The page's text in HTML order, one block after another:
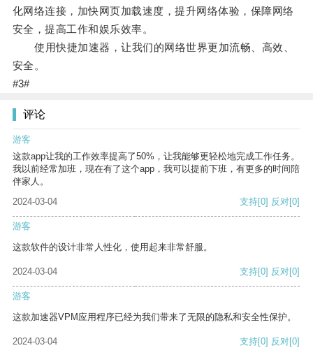
化网络连接，加快网页加载速度，提升网络体验，保障网络
安全，提高工作和娱乐效率。
使用快捷加速器，让我们的网络世界更加流畅、高效、
安全。
#3#
评论
游客
这款app让我的工作效率提高了50%，让我能够更轻松地完成工作任务。
我以前经常加班，现在有了这个app，我可以提前下班，有更多的时间陪
伴家人。
2024-03-04
支持[0] 反对[0]
游客
这款软件的设计非常人性化，使用起来非常舒服。
2024-03-04 支持[0] 反对[0]
游客
这款加速器VPM应用程序已经为我们带来了无限的隐私和安全性保护。
2024-03-04 支持[0] 反对[0]